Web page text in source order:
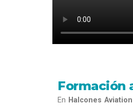
Formación
En Halcones